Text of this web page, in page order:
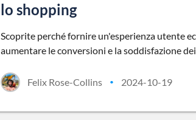
lo shopping
Scoprite perché fornire un'esperienza utente
aumentare le conversioni e la soddisfazione
Felix Rose-Collins • 2024-10-19